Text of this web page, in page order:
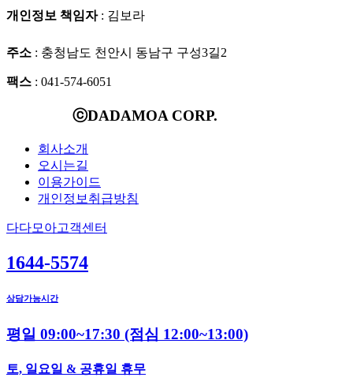
개인정보 책임자: 김보라
주소 : 충청남도 천안시 동남구 구성3길2
팩스 : 041-574-6051
ⓒDADAMOA CORP.
회사소개
오시는길
이용가이드
개인정보취급방침
다다모아고객센터
1644-5574
상담가능시간
평일 09:00~17:30 (점심 12:00~13:00)
토, 일요일 & 공휴일 휴무